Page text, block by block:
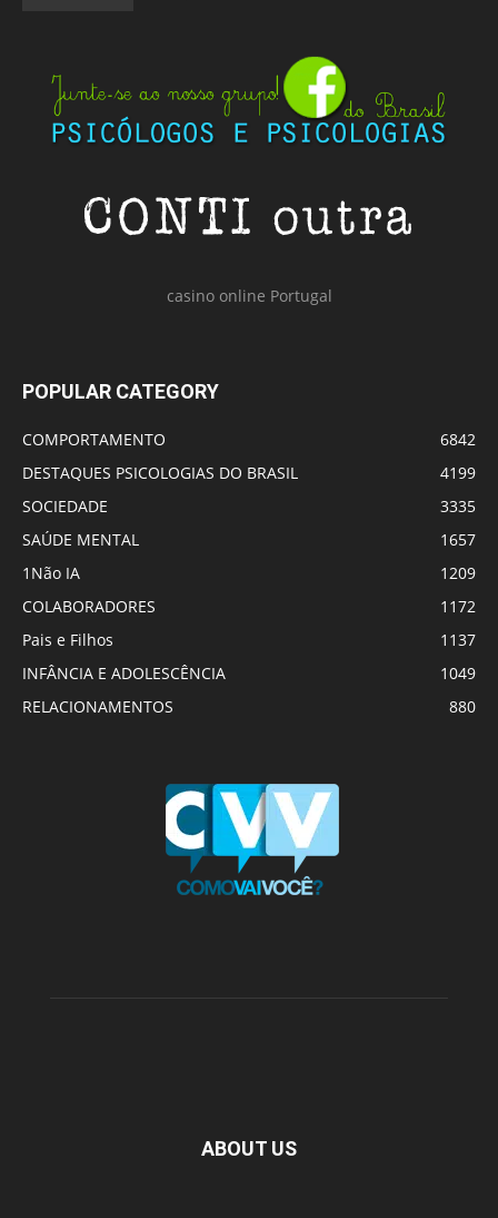
casino online Portugal
POPULAR CATEGORY
COMPORTAMENTO
6842
DESTAQUES PSICOLOGIAS DO BRASIL
4199
SOCIEDADE
3335
SAÚDE MENTAL
1657
1Não IA
1209
COLABORADORES
1172
Pais e Filhos
1137
INFÂNCIA E ADOLESCÊNCIA
1049
RELACIONAMENTOS
880
ABOUT US